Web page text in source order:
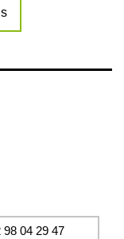
98 04 29 47